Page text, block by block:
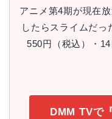
アニメ第4期が現在
したらスライムだ
550円（税込）・
DMM TVで